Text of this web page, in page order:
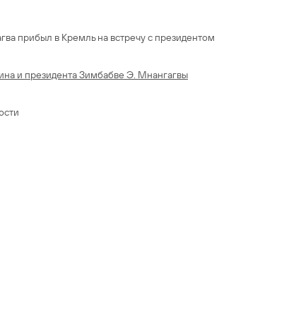
прибыл в Кремль на встречу с президентом
и президента Зимбабве Э. Мнангагвы